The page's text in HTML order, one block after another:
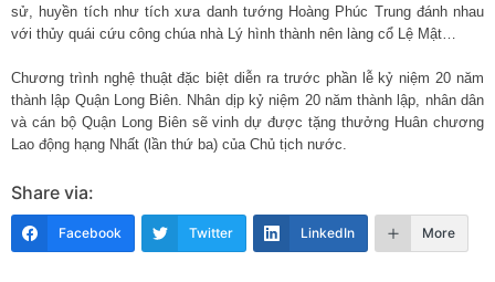
sử, huyền tích như tích xưa danh tướng Hoàng Phúc Trung đánh nhau
với thủy quái cứu công chúa nhà Lý hình thành nên làng cổ Lệ Mật…
Chương trình nghệ thuật đặc biệt diễn ra trước phần lễ kỷ niệm 20 năm
thành lập Quận Long Biên. Nhân dịp kỷ niệm 20 năm thành lập, nhân dân
và cán bộ Quận Long Biên sẽ vinh dự được tặng thưởng Huân chương
Lao động hạng Nhất (lần thứ ba) của Chủ tịch nước.
Share via:
Facebook Twitter LinkedIn More